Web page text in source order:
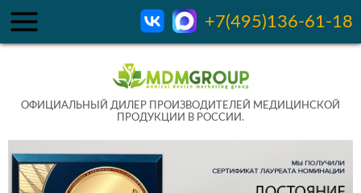
+7(495)136-61-18
ОФИЦИАЛЬНЫЙ ДИЛЕР ПРОИЗВОДИТЕЛЕЙ МЕДИЦИНСКОЙ
ПРОДУКЦИИ В РОССИИ.